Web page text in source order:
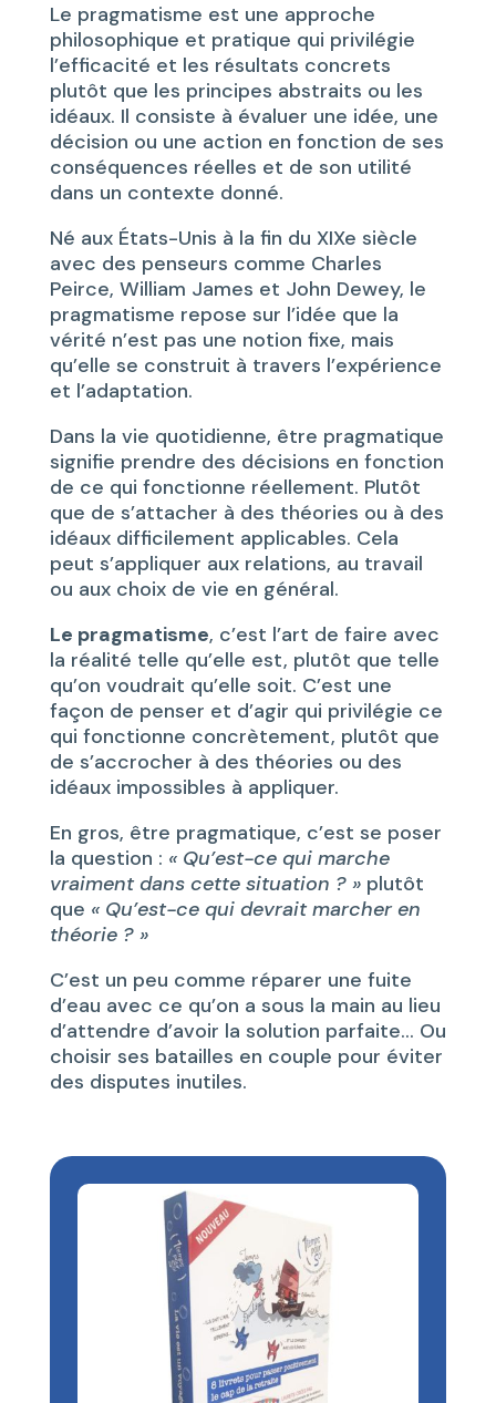
Le pragmatisme est une approche
philosophique et pratique qui privilégie
l’efficacité et les résultats concrets
plutôt que les principes abstraits ou les
idéaux. Il consiste à évaluer une idée, une
décision ou une action en fonction de ses
conséquences réelles et de son utilité
dans un contexte donné.
Né aux États-Unis à la fin du XIXe siècle
avec des penseurs comme Charles
Peirce, William James et John Dewey, le
pragmatisme repose sur l’idée que la
vérité n’est pas une notion fixe, mais
qu’elle se construit à travers l’expérience
et l’adaptation.
Dans la vie quotidienne, être pragmatique
signifie prendre des décisions en fonction
de ce qui fonctionne réellement. Plutôt
que de s’attacher à des théories ou à des
idéaux difficilement applicables. Cela
peut s’appliquer aux relations, au travail
ou aux choix de vie en général.
Le pragmatisme, c’est l’art de faire avec
la réalité telle qu’elle est, plutôt que telle
qu’on voudrait qu’elle soit. C’est une
façon de penser et d’agir qui privilégie ce
qui fonctionne concrètement, plutôt que
de s’accrocher à des théories ou des
idéaux impossibles à appliquer.
En gros, être pragmatique, c’est se poser
la question : « Qu’est-ce qui marche
vraiment dans cette situation ? »plutôt
que « Qu’est-ce qui devrait marcher en
théorie ? »
C’est un peu comme réparer une fuite
d’eau avec ce qu’on a sous la main au lieu
d’attendre d’avoir la solution parfaite… Ou
choisir ses batailles en couple pour éviter
des disputes inutiles.